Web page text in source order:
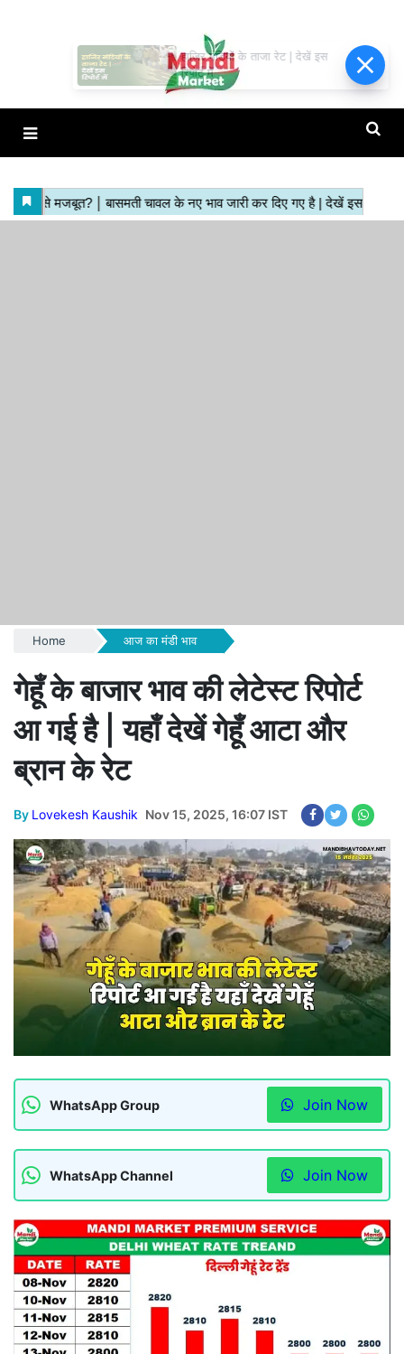
Home आज का मंडी भाव
गेहूँ के बाजार भाव की लेटेस्ट रिपोर्ट
आ गई है | यहाँ देखें गेहूँ आटा और
ब्रान के रेट
By Lovekesh Kaushik Nov 15, 2025, 16:07 IST
WhatsApp Group Join Now
WhatsApp Channel Join Now
हाजिर मंडियों के ताजा रेट | देखें इस
रिपोर्ट में